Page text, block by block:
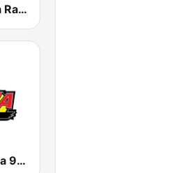
KLAX 97.9 La Raza FM
KNOR La Raza 93.7 (US Only)